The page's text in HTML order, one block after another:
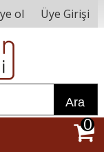
ol Üye Girişi
Ara
0